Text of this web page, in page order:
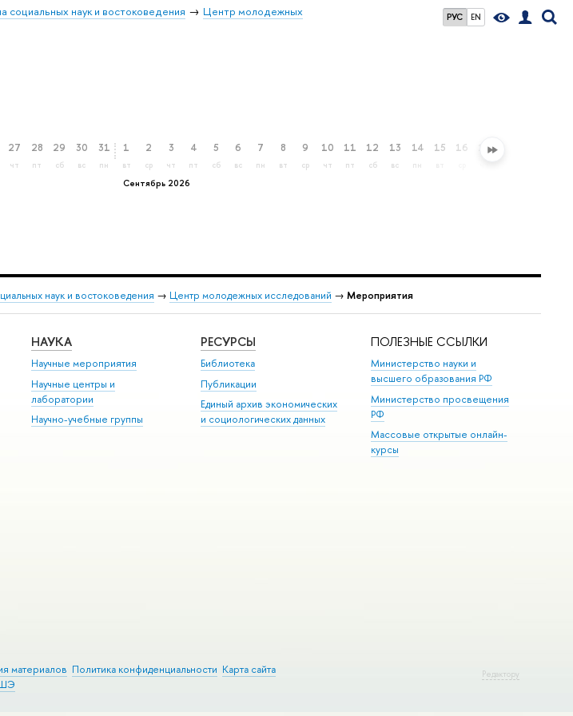
РУС EN
социальных наук и востоковедения
Центр молодежных
27
чт
28
пт
29
сб
30
вс
31
пн
Сентябрь 2026
1
вт
2
ср
3
чт
4
пт
5
сб
6
вс
7
пн
8
вт
9
ср
10
чт
11
пт
12
сб
13
вс
14
пн
15 16 17
наук и востоковедения → Центр молодежных исследований → Мероприятия
НАУКА
Научные мероприятия
Научные центры и
лаборатории
Научно-учебные группы
РЕСУРСЫ
Библиотека
Публикации
Единый архив экономических
и социологических данных
ПОЛЕЗНЫЕ ССЫЛКИ
Министерство науки и
высшего образования РФ
Министерство просвещения
РФ
Массовые открытые онлайн-
курсы
Редактору
материалов Политика конфиденциальности Карта сайта